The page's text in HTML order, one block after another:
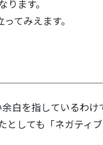
ます。
てみえます。
白を指しているわけ
しても「ネガティ